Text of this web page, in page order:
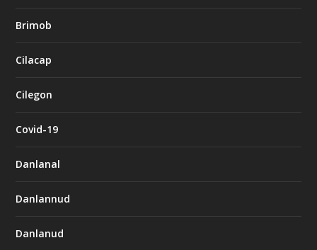
Brimob
Cilacap
Cilegon
Covid-19
Danlanal
Danlannud
Danlanud